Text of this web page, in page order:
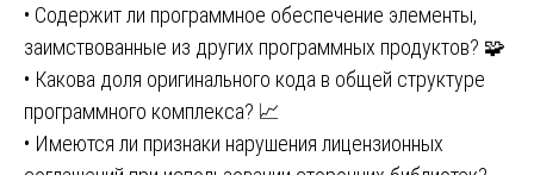
• Содержит ли программное обеспечение элементы,
заимствованные из других программных продуктов? 🧩
• Какова доля оригинального кода в общей структуре
программного комплекса? 📈
• Имеются ли признаки нарушения лицензионных